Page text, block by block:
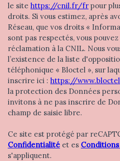
le site https://cnil.fr/fr pour
droits. Si vous estimez, après
Réseau, que vos droits «
sont pas respectés, vous
réclamation à la CNIL. Nous
l’existence de la liste
téléphonique « Bloctel », sur
inscrire ici : https://
la protection des Données
invitons à ne pas inscrire de
champ de saisie libre.
Ce site est protégé par
Confidentialité et es
s'appliquent.